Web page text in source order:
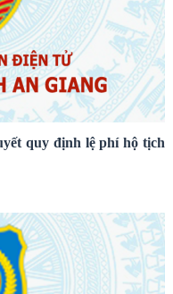
quy định lệ phí hộ tịch